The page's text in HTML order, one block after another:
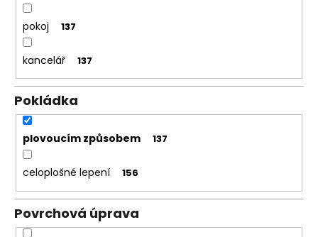
pokoj 137
kancelář 137
Pokládka
plovoucím způsobem 137
celoplošné lepení 156
Povrchová úprava